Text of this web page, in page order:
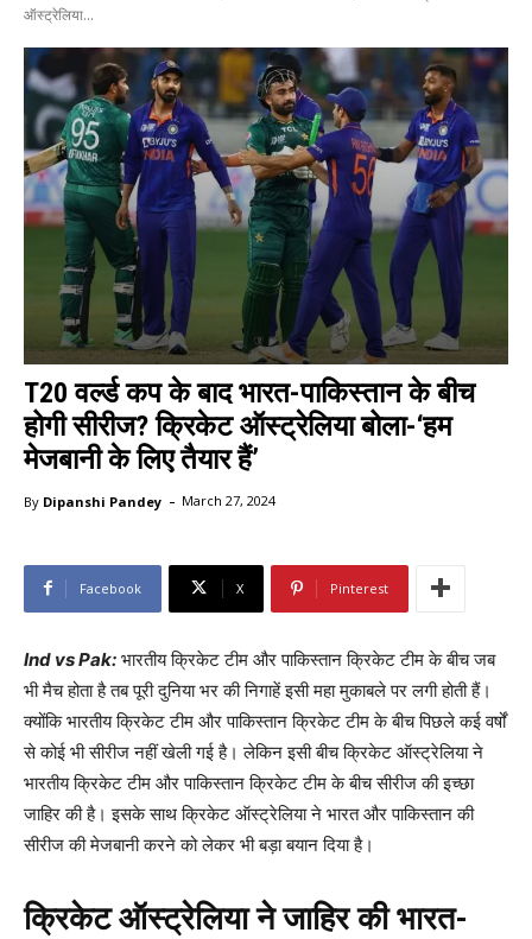
ऑस्ट्रेलिया...
T20 वर्ल्ड कप के बाद भारत-पाकिस्तान के बीच
होगी सीरीज? क्रिकेट ऑस्ट्रेलिया बोला-‘हम
मेजबानी के लिए तैयार हैं’
By Dipanshi Pandey - March 27, 2024
Facebook X Pinterest
Ind vs Pak: भारतीय क्रिकेट टीम और पाकिस्तान क्रिकेट टीम के बीच जब
भी मैच होता है तब पूरी दुनिया भर की निगाहें इसी महा मुकाबले पर लगी होती हैं।
क्योंकि भारतीय क्रिकेट टीम और पाकिस्तान क्रिकेट टीम के बीच पिछले कई वर्षों
से कोई भी सीरीज नहीं खेली गई है। लेकिन इसी बीच क्रिकेट ऑस्ट्रेलिया ने
भारतीय क्रिकेट टीम और पाकिस्तान क्रिकेट टीम के बीच सीरीज की इच्छा
जाहिर की है। इसके साथ क्रिकेट ऑस्ट्रेलिया ने भारत और पाकिस्तान की
सीरीज की मेजबानी करने को लेकर भी बड़ा बयान दिया है।
क्रिकेट ऑस्ट्रेलिया ने जाहिर की भारत-